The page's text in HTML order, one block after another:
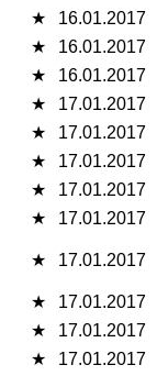
★
16.01.2017
★
16.01.2017
★
16.01.2017
★
17.01.2017
★
17.01.2017
★
17.01.2017
★
17.01.2017
★
17.01.2017
★ 17.01.2017
★
17.01.2017
★
17.01.2017
★
17.01.2017